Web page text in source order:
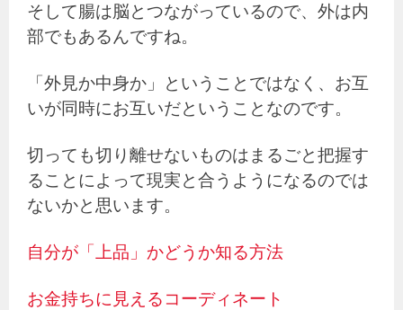
そして腸は脳とつながっているので、外は内
部でもあるんですね。
「外見か中身か」ということではなく、お互
いが同時にお互いだということなのです。
切っても切り離せないものはまるごと把握す
ることによって現実と合うようになるのでは
ないかと思います。
自分が「上品」かどうか知る方法
お金持ちに見えるコーディネート